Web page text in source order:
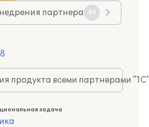
партнера 45
продукта всеми партнерами
задача